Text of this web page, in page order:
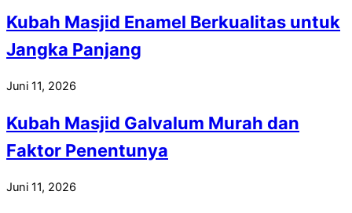
Kubah Masjid Enamel Berkualitas untuk
Jangka Panjang
Juni 11, 2026
Kubah Masjid Galvalum Murah dan
Faktor Penentunya
Juni 11, 2026